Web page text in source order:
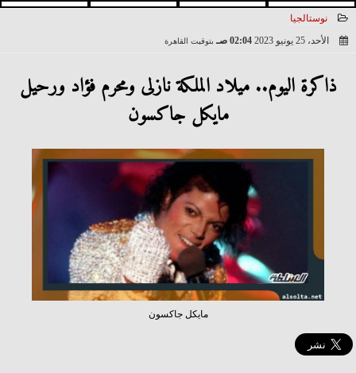
نوستالجيا
الأحد، 25 يونيو 2023
02:04 صـ بتوقيت القاهرة
ذاكرة اليوم.. ميلاد الملكة نازلى ومحرم فؤاد ورحيل
مايكل جاكسون
مايكل جاكسون